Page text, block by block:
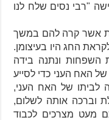
"רבי נסים שלח לנו
אשר קרה להם במשך
החג היו בעיצומן.
ונתנה בידה
האח העני כדי לסייע
לביתו של האח העני,
וברכה אותה לשלום,
מעט מצרכים לכבוד